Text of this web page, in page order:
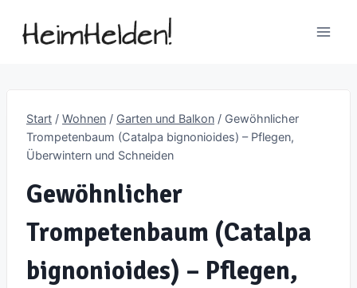
Inhalt
Start / Wohnen / Garten und Balkon / Gewöhnlicher
Trompetenbaum (Catalpa bignonioides) – Pflegen,
Überwintern und Schneiden
Gewöhnlicher
Trompetenbaum (Catalpa
bignonioides) – Pflegen,